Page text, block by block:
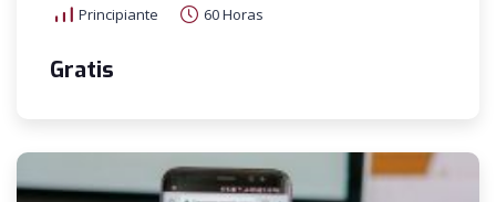
Principiante 60 Horas
Gratis